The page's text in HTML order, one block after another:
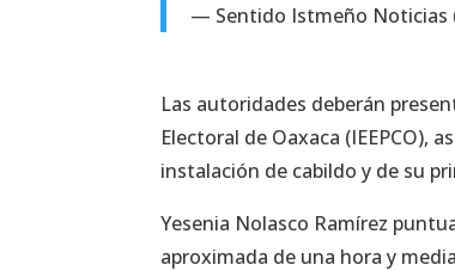
— Sentido Istmeño Noticias
Las autoridades deberán
Electoral de Oaxaca (IEEPCO),
instalación de cabildo y de su
Yesenia Nolasco Ramírez
aproximada de una hora y